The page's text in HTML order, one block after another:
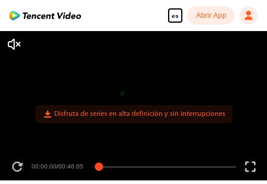
es Abrir App
Disfruta de series en alta definición y sin interrupciones
00:00:00/00:46:05